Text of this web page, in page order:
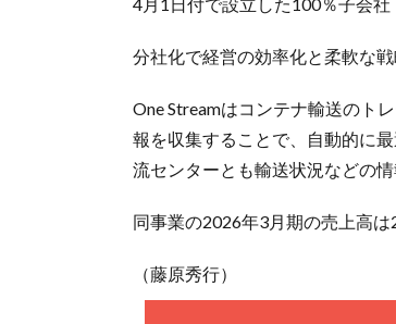
分社化で経営の効率化と柔軟な戦
One Streamはコンテナ輸送のト
報を収集することで、自動的に
流センターとも輸送状況などの情
同事業の2026年3月期の売上高は
（藤原秀行）